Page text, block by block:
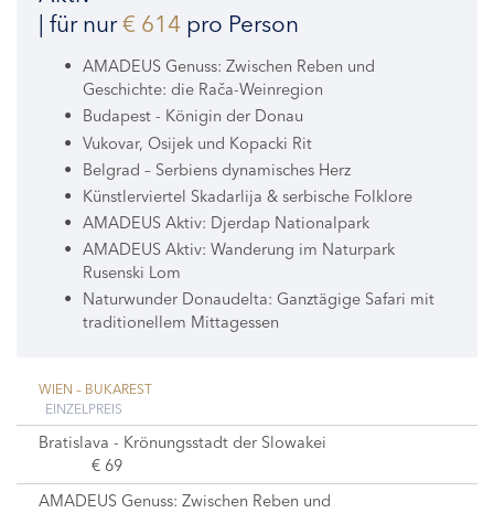
| für nur€ 614 pro Person
AMADEUS Genuss: Zwischen Reben und
Geschichte: die Rača-Weinregion
Budapest - Königin der Donau
Vukovar, Osijek und Kopacki Rit
Belgrad – Serbiens dynamisches Herz
Künstlerviertel Skadarlija & serbische Folklore
AMADEUS Aktiv: Djerdap Nationalpark
AMADEUS Aktiv: Wanderung im Naturpark
Rusenski Lom
Naturwunder Donaudelta: Ganztägige Safari mit
traditionellem Mittagessen
WIEN – BUKAREST
EINZELPREIS
Bratislava - Krönungsstadt der Slowakei
€ 69
AMADEUS Genuss: Zwischen Reben und